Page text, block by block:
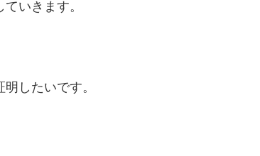
いきます。
したいです。